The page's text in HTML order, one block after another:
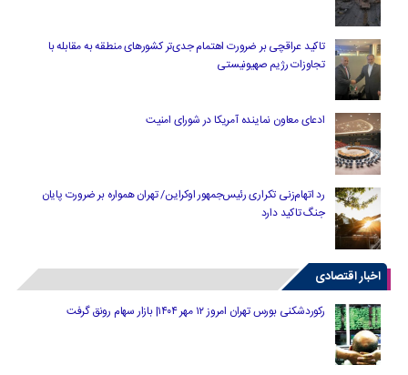
تاکید عراقچی بر ضرورت اهتمام جدی‌تر کشورهای منطقه به مقابله با
تجاوزات رژیم صهیونیستی
ادعای معاون نماینده آمریکا در شورای امنیت
رد اتهام‌زنی تکراری رئیس‌جمهور اوکراین/ تهران همواره بر ضرورت پایان
جنگ تاکید دارد
اخبار اقتصادی
رکوردشکنی بورس تهران امروز ۱۲ مهر ۱۴۰۴| بازار سهام رونق گرفت